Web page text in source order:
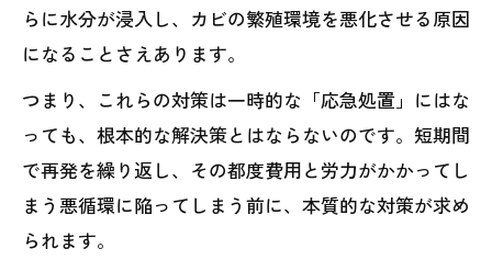
らに水分が浸入し、カビの繁殖環境を悪化させる原因
になることさえあります。
つまり、これらの対策は一時的な「応急処置」にはな
っても、根本的な解決策とはならないのです。短期間
で再発を繰り返し、その都度費用と労力がかかってし
まう悪循環に陥ってしまう前に、本質的な対策が求め
られます。